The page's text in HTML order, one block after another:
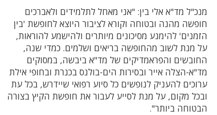
מנכ"ל מד"א אלי בין: "אני מאחל לתלמידים ולאברכים
חופשה מהנה ובטוחה וקורא לציבור היוצא לחופשת 'בין
הזמנים' להימנע מסיכונים מיותרים ולהישמע להוראות,
על מנת לשוב מהחופשה בריאים ושלמים. כמדי שנה,
החובשים והפראמדיקים של מד"א ביבשה, במסוקים
מד"א-הצלה אייר ובסירות הים-בולנס בכנרת ובחופי אילת
ערוכים להעניק לנופשים כל סיוע רפואי שיידרש, בכל עת
ובכל מקום, על מנת לסייע לעבור את חופשת הקיץ בצורה
הבטוחה ביותר".